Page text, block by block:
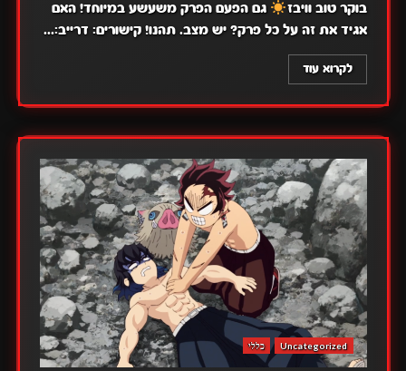
בוקר טוב וויבז
גם הפעם הפרק משעשע במיוחד! האם
אגיד את זה על כל פרק? יש מצב. תהנו! קישורים: דרייב:...
לקרוא עוד
Uncategorized כללי